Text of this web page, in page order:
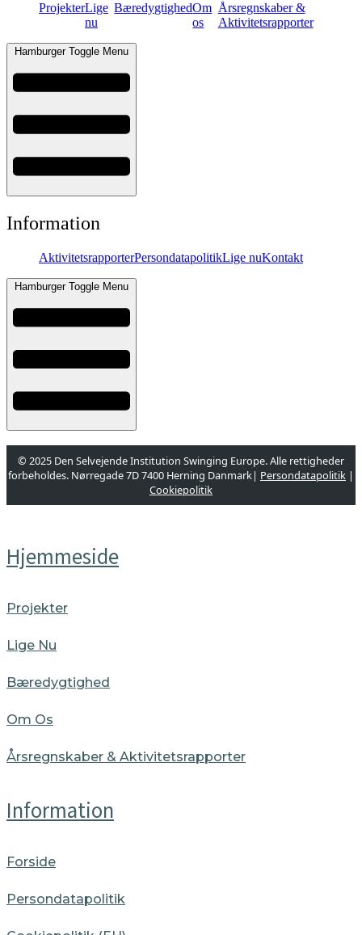
ProjekterLige
nu
BæredygtighedOm
os
Årsregnskaber &
Aktivitetsrapporter
Hamburger Toggle Menu
Information
AktivitetsrapporterPersondatapolitikLige nuKontakt
Hamburger Toggle Menu
© 2025 Den Selvejende Institution Swinging Europe. Alle rettigheder
forbeholdes. Nørregade 7D 7400 Herning Danmark| Persondatapolitik |
Cookiepolitik
Hjemmeside
Projekter
Lige Nu
Bæredygtighed
Om Os
Årsregnskaber & Aktivitetsrapporter
Information
Forside
Persondatapolitik